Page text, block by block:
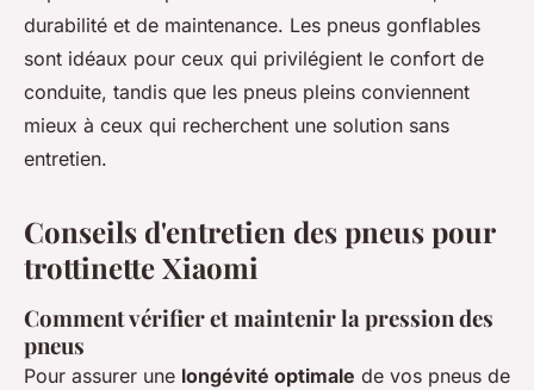
durabilité et de maintenance. Les pneus gonflables
sont idéaux pour ceux qui privilégient le confort de
conduite, tandis que les pneus pleins conviennent
mieux à ceux qui recherchent une solution sans
entretien.
Conseils d'entretien des pneus pour
trottinette Xiaomi
Comment vérifier et maintenir la pression des
pneus
Pour assurer une longévité optimale de vos pneus de